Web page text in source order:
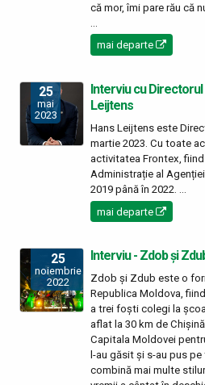
că mor, îmi pare rău că
mai departe
25
mai
2023
Interviu cu
Leijtens
Hans Leijtens este
martie 2023. Cu toate
activitatea Frontex,
Administrație al
2019 până în 2022. ...
mai departe
25
noiembrie
2022
Interviu - Zdob și
Zdob și Zdub este o
Republica Moldova,
a trei foști colegi la
aflat la 30 km de
Capitala Moldovei
l-au găsit și s-au pus
combină mai multe